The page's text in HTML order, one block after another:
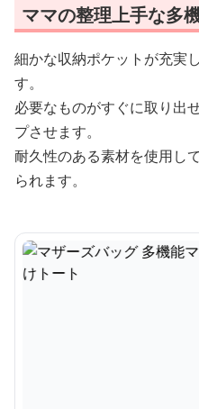
ママの整理上手な多
細かな収納ポケットが充実
す。
必要なものがすぐに取り出
プさせます。
耐久性のある素材を使用し
られます。